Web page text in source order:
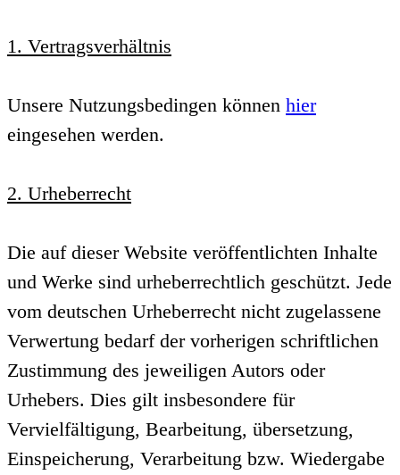
1. Vertragsverhältnis
Unsere Nutzungsbedingen können hier
eingesehen werden.
2. Urheberrecht
Die auf dieser Website veröffentlichten Inhalte
und Werke sind urheberrechtlich geschützt. Jede
vom deutschen Urheberrecht nicht zugelassene
Verwertung bedarf der vorherigen schriftlichen
Zustimmung des jeweiligen Autors oder
Urhebers. Dies gilt insbesondere für
Vervielfältigung, Bearbeitung, übersetzung,
Einspeicherung, Verarbeitung bzw. Wiedergabe